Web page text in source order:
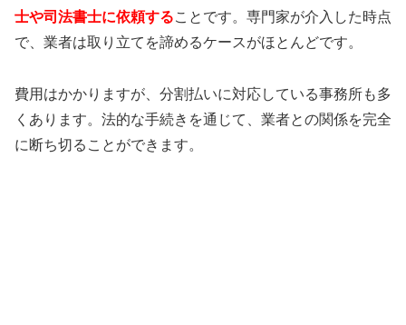
士や司法書士に依頼することです。専門家が介入した時点
で、業者は取り立てを諦めるケースがほとんどです。
費用はかかりますが、分割払いに対応している事務所も多
くあります。法的な手続きを通じて、業者との関係を完全
に断ち切ることができます。